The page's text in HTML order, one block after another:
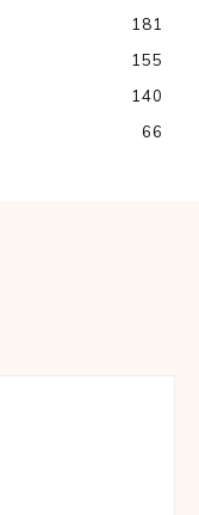
181
155
140
66